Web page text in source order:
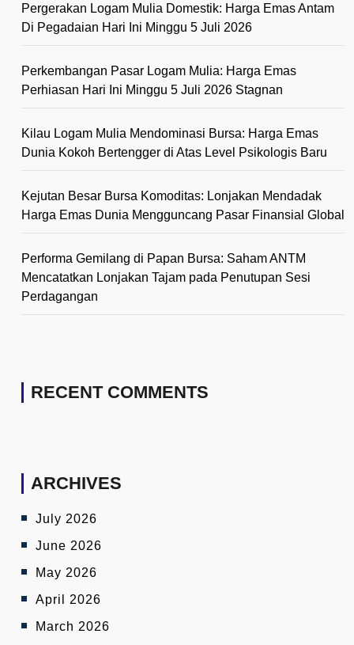
Pergerakan Logam Mulia Domestik: Harga Emas Antam
Di Pegadaian Hari Ini Minggu 5 Juli 2026
Perkembangan Pasar Logam Mulia: Harga Emas
Perhiasan Hari Ini Minggu 5 Juli 2026 Stagnan
Kilau Logam Mulia Mendominasi Bursa: Harga Emas
Dunia Kokoh Bertengger di Atas Level Psikologis Baru
Kejutan Besar Bursa Komoditas: Lonjakan Mendadak
Harga Emas Dunia Mengguncang Pasar Finansial Global
Performa Gemilang di Papan Bursa: Saham ANTM
Mencatatkan Lonjakan Tajam pada Penutupan Sesi
Perdagangan
RECENT COMMENTS
ARCHIVES
July 2026
June 2026
May 2026
April 2026
March 2026